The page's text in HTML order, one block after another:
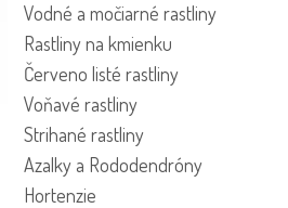
Vodné a močiarné rastliny
Rastliny na kmienku
Červeno listé rastliny
Voňavé rastliny
Strihané rastliny
Azalky a Rododendróny
Hortenzie